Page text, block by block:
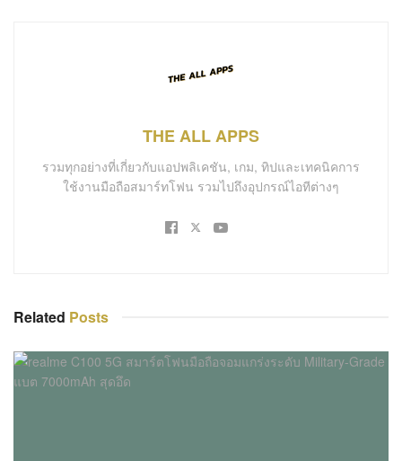
THE ALL APPS
รวมทุกอย่างที่เกี่ยวกับแอปพลิเคชัน, เกม, ทิปและเทคนิคการ
ใช้งานมือถือสมาร์ทโฟน รวมไปถึงอุปกรณ์ไอทีต่างๆ
Related Posts